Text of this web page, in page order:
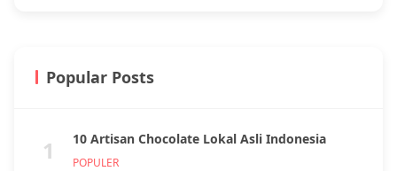
Popular Posts
1 10 Artisan Chocolate Lokal Asli Indonesia
POPULER